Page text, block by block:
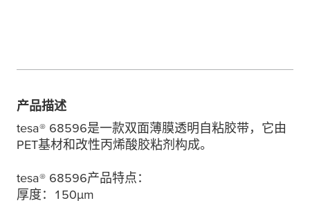
产品描述
tesa® 68596是一款双面薄膜透明自粘胶带，它由
PET基材和改性丙烯酸胶粘剂构成。
tesa® 68596产品特点：
厚度：150μm